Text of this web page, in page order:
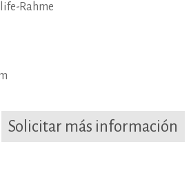
Rahme
Solicitar más información